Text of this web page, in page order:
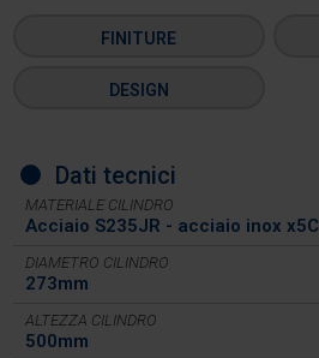
FINITURE
DESIGN
Dati tecnici
MATERIALE CILINDRO
Acciaio S235JR - acciaio inox
DIAMETRO CILINDRO
273mm
ALTEZZA CILINDRO
500mm